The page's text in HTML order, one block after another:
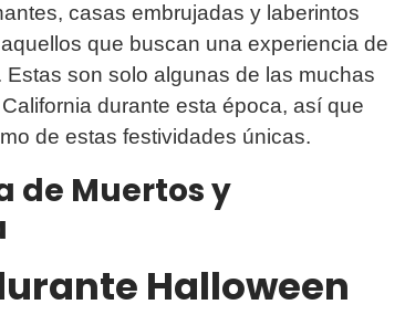
casas embrujadas y laberintos
que buscan una experiencia de
son solo algunas de las muchas
durante esta época, así que
de estas festividades únicas.
de Muertos y
Halloween